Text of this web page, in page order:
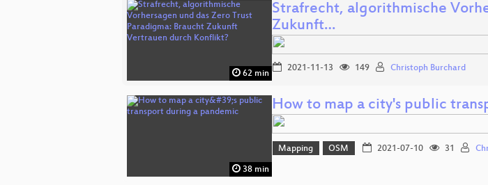
62 min
Strafrecht, algorithmische
Zukunft…
2021-11-13 149 Christoph Burchard
38 min
How to map a city's public
Mapping OSM 2021-07-10 31